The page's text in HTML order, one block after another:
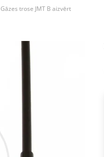
Gāzes trose JMT B aizvērt